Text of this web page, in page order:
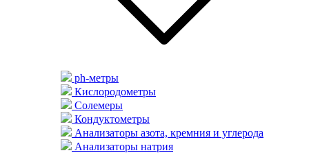
ph-метры
Кислородометры
Солемеры
Кондуктометры
Анализаторы азота, кремния и углерода
Анализаторы натрия